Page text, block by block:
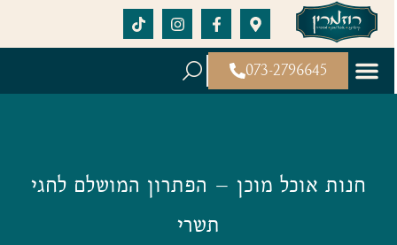
073-2796645
חנות אוכל מוכן – הפתרון המושלם לחגי
תשרי